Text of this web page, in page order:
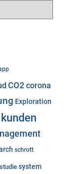
CO2 corona
Exploration
kunden
schrott
studie system